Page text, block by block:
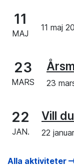
11
MAJ
11 maj
23
MARS 23
22
JAN.
Vill
22
Alla aktiviteter